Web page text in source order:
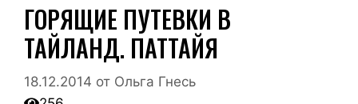
ГОРЯЩИЕ ПУТЕВКИ В
ТАЙЛАНД. ПАТТАЙЯ
18.12.2014 от Ольга Гнесь